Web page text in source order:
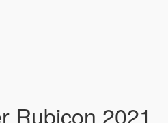
Rubicon 2021